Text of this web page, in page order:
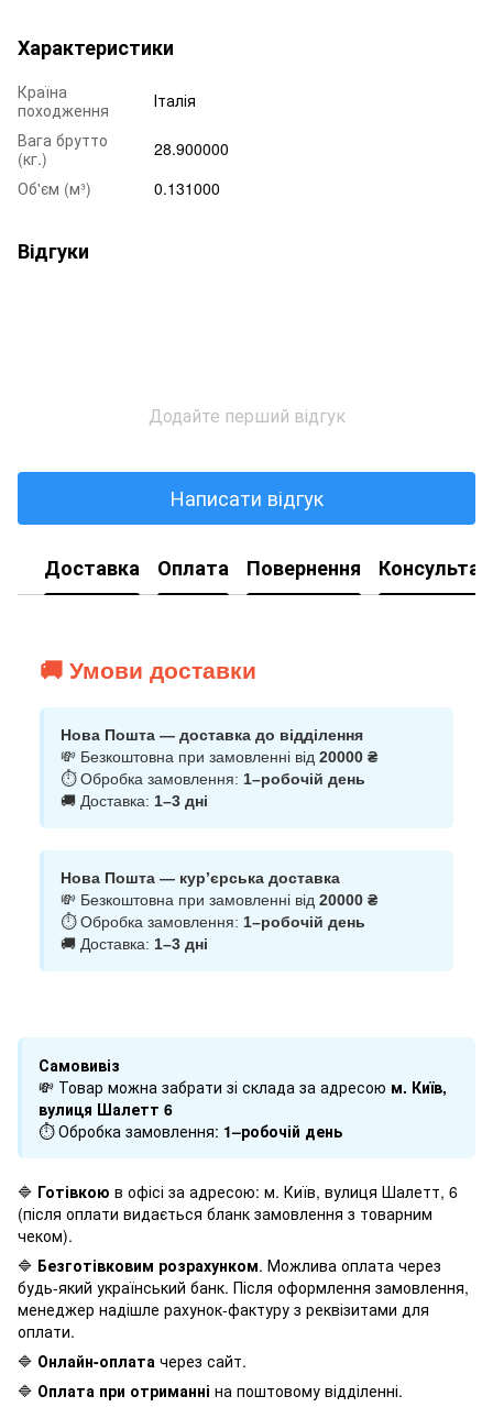
Характеристики
Країна
походження
Італія
Вага брутто
(кг.)
28.900000
Об'єм (м³)
0.131000
Відгуки
Додайте перший відгук
Написати відгук
Доставка Оплата Повернення
🚚 Умови доставки
Нова Пошта — доставка до відділення
💸 Безкоштовна при замовленні від 20000 ₴
⏱ Обробка замовлення: 1–робочій день
🚚 Доставка: 1–3 дні
Нова Пошта — кур’єрська доставка
💸 Безкоштовна при замовленні від 20000 ₴
⏱ Обробка замовлення: 1–робочій день
🚚 Доставка: 1–3 дні
Самовивіз
💸 Товар можна забрати зі склада за адресою м. Київ,
вулиця Шалетт 6
⏱ Обробка замовлення: 1–робочій день
🔷 Готівкою в офісі за адресою: м. Київ, вулиця Шалетт, 6
(після оплати видається бланк замовлення з товарним
чеком).
🔷 Безготівковим розрахунком. Можлива оплата через
будь-який український банк. Після оформлення замовлення,
менеджер надішле рахунок-фактуру з реквізитами для
оплати.
🔷 Онлайн-оплата через сайт.
🔷 Оплата при отриманні на поштовому відділенні.